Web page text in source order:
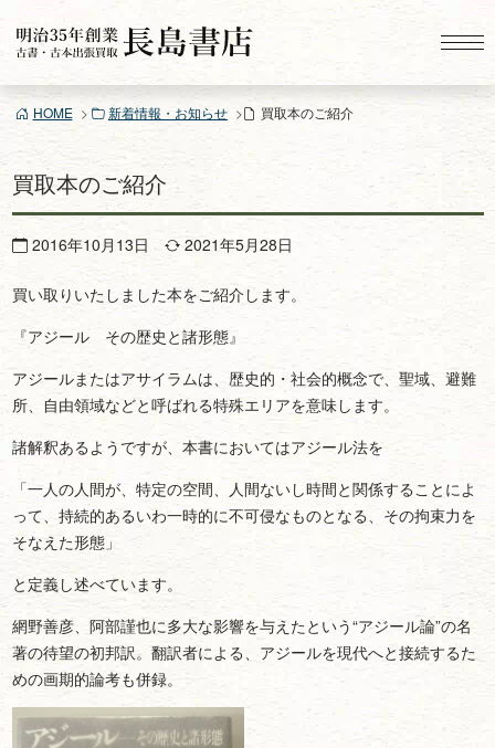
ン
ツ
ス
キ
プ
HOME 新着情報・お知らせ 買取本のご紹介
買取本のご紹介
2016年10月13日 2021年5月28日
買い取りいたしました本をご紹介します。
『アジール その歴史と諸形態』
アジールまたはアサイラムは、歴史的・社会的概念で、聖域、避難
所、自由領域などと呼ばれる特殊エリアを意味します。
諸解釈あるようですが、本書においてはアジール法を
「一人の人間が、特定の空間、人間ないし時間と関係することによ
って、持続的あるいわ一時的に不可侵なものとなる、その拘束力を
そなえた形態」
と定義し述べています。
網野善彦、阿部謹也に多大な影響を与えたという“アジール論”の名
著の待望の初邦訳。翻訳者による、アジールを現代へと接続するた
めの画期的論考も併録。